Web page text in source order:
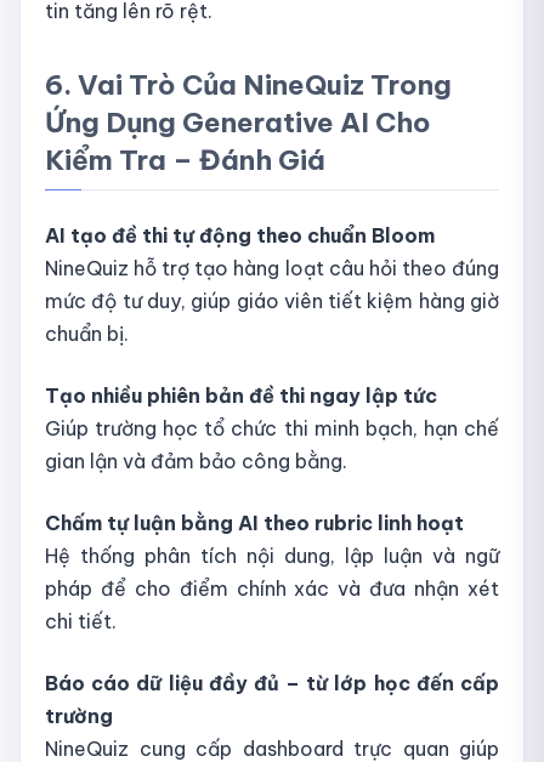
tin tăng lên rõ rệt.
6. Vai Trò Của NineQuiz Trong
Ứng Dụng Generative AI Cho
Kiểm Tra – Đánh Giá
AI tạo đề thi tự động theo chuẩn Bloom
NineQuiz hỗ trợ tạo hàng loạt câu hỏi theo đúng
mức độ tư duy, giúp giáo viên tiết kiệm hàng giờ
chuẩn bị.
Tạo nhiều phiên bản đề thi ngay lập tức
Giúp trường học tổ chức thi minh bạch, hạn chế
gian lận và đảm bảo công bằng.
Chấm tự luận bằng AI theo rubric linh hoạt
Hệ thống phân tích nội dung, lập luận và ngữ
pháp để cho điểm chính xác và đưa nhận xét
chi tiết.
Báo cáo dữ liệu đầy đủ – từ lớp học đến cấp
trường
NineQuiz cung cấp dashboard trực quan giúp